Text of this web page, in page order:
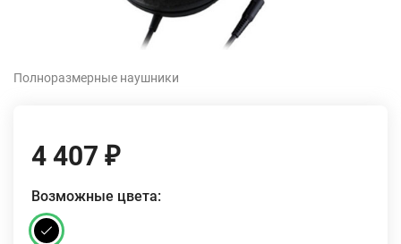
Полноразмерные наушники
4 407 ₽
Возможные цвета: